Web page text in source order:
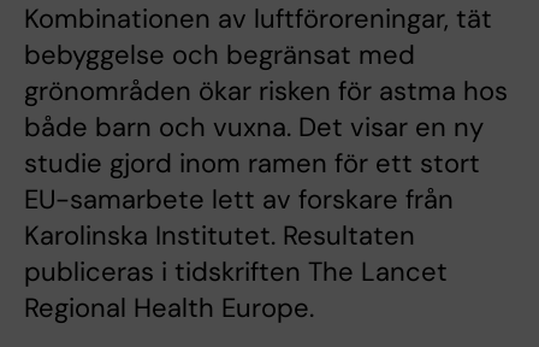
Kombinationen av luftföroreningar, tät
bebyggelse och begränsat med
grönområden ökar risken för astma hos
både barn och vuxna. Det visar en ny
studie gjord inom ramen för ett stort
EU-samarbete lett av forskare från
Karolinska Institutet. Resultaten
publiceras i tidskriften The Lancet
Regional Health Europe.